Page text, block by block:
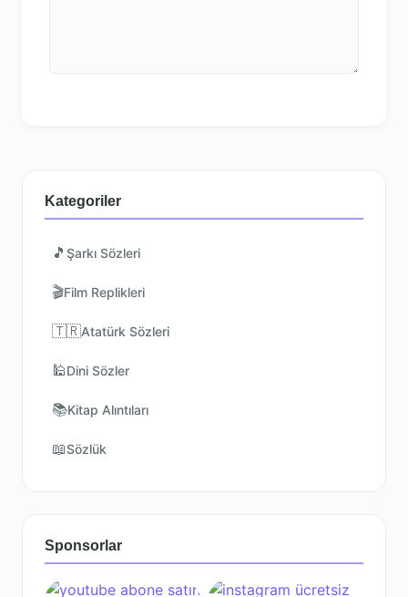
Kategoriler
🎵 Şarkı Sözleri
🎬Film Replikleri
🇹🇷Atatürk Sözleri
🕌Dini Sözler
📚Kitap Alıntıları
📖Sözlük
Sponsorlar